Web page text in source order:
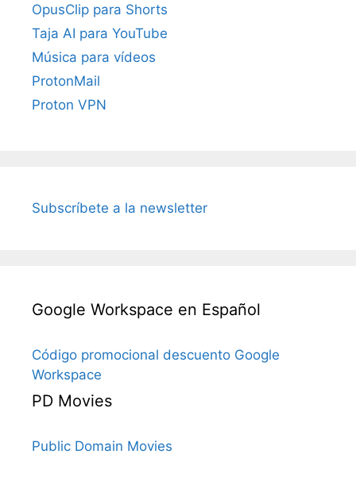
OpusClip para Shorts
Taja AI para YouTube
Música para vídeos
ProtonMail
Proton VPN
Subscríbete a la newsletter
Google Workspace en Español
Código promocional descuento Google
Workspace
PD Movies
Public Domain Movies